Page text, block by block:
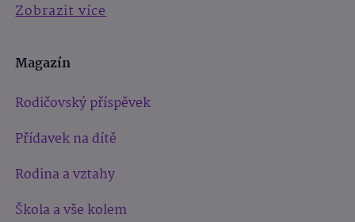
Zobrazit více
Magazín
Rodičovský příspěvek
Přídavek na dítě
Rodina a vztahy
Škola a vše kolem